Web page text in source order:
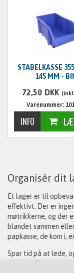
STABELKASSE
145 MM -
72,50 DKK
Varenummer:
Organisér dit
Et lager er til
effektivt. Der er
møtrikkerne, og der
blandet sammen
papkasse, de kom i,
Spar tid på at lede,
unødvendigt besvær